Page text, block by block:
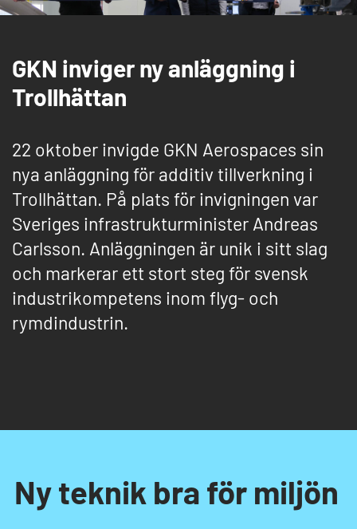
GKN inviger ny anläggning i
Trollhättan
22 oktober invigde GKN Aerospaces sin
nya anläggning för additiv tillverkning i
Trollhättan. På plats för invigningen var
Sveriges infrastrukturminister Andreas
Carlsson. Anläggningen är unik i sitt slag
och markerar ett stort steg för svensk
industrikompetens inom flyg- och
rymdindustrin.
Ny teknik bra för miljön